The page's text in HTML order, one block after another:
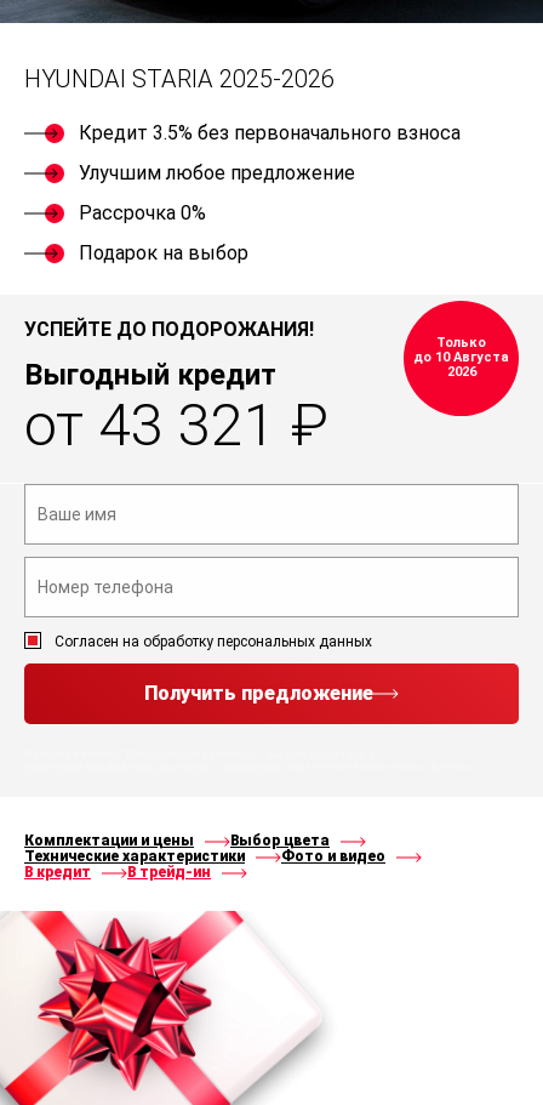
HYUNDAI STARIA 2025-2026
Кредит 3.5% без первоначального взноса
Улучшим любое предложение
Рассрочка 0%
Подарок на выбор
УСПЕЙТЕ ДО ПОДОРОЖАНИЯ!
Выгодный кредит
от 43 321 ₽
Только
до 10 Августа
2026
Согласен на обработку персональных данных
Получить предложение
Комплектации и цены
Выбор цвета
Технические характеристики
Фото и видео
В кредит
В трейд-ин